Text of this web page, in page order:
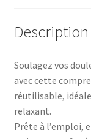
Description
Soulagez vos
avec cette
réutilisable,
relaxant.
Prête à l’emploi,